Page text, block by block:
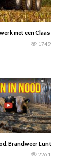
met een Claas
1749
laat ik de bewaring van
Brandweer Lunteren is
2261